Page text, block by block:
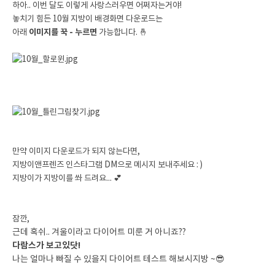
하아.. 이번 달도 이렇게 사랑스러우면 어쩌자는거야!
놓치기 힘든 10월 지방이 배경화면 다운로드는
아래 이미지를 꾹 - 누르면 가능합니다. 🤞
만약 이미지 다운로드가 되지 않는다면,
지방이앤프렌즈 인스타그램 DM으로 메시지 보내주세요 : )
지방이가 지방이를 쏴 드려요... 💕
잠깐,
근데 혹쉬.. 겨울이라고 다이어트 미룬 거 아니죠??
다람스가 보고있닷!
나는 얼마나 빠질 수 있을지 다이어트 테스트 해보시지방 ~😎